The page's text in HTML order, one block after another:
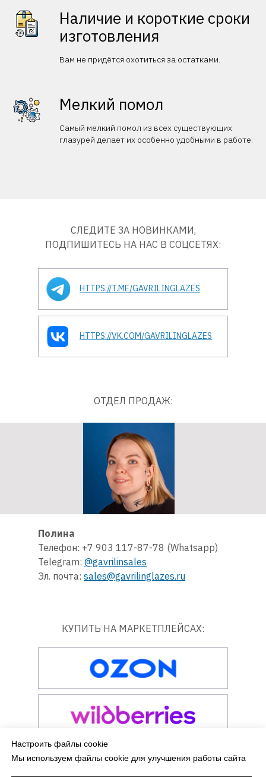
Наличие и короткие сроки
изготовления
Вам не придётся охотиться за остатками.
Мелкий помол
Самый мелкий помол из всех существующих
глазурей делает их особенно удобными в работе.
СЛЕДИТЕ ЗА НОВИНКАМИ,
ПОДПИШИТЕСЬ НА НАС В СОЦСЕТЯХ:
ОТДЕЛ ПРОДАЖ:
КУПИТЬ НА МАРКЕТПЛЕЙСАХ:
HTTPS://T.ME/GAVRILINGLAZES
HTTPS://VK.COM/GAVRILINGLAZES
Полина
Телефон: +7 903 117-87-78 (Whatsapp)
Telegram: @gavrilinsales
Эл. почта: sales@gavrilinglazes.ru
Настроить файлы cookie
Мы используем файлы cookie для улучшения работы сайта